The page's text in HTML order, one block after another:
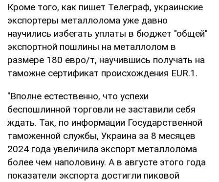
Кроме того, как пишет Телеграф, украинские
экспортеры металлолома уже давно
научились избегать уплаты в бюджет "общей"
экспортной пошлины на металлолом в
размере 180 евро/т, научившись получать на
таможне сертификат происхождения EUR.1.
"Вполне естественно, что успехи
беспошлинной торговли не заставили себя
ждать. Так, по информации Государственной
таможенной службы, Украина за 8 месяцев
2024 года увеличила экспорт металлолома
более чем наполовину. А в августе этого года
показатели экспорта достигли пиковой